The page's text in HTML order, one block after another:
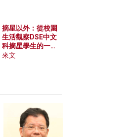
摘星以外：從校園
生活觀察DSE中文
科摘星學生的一點
特質
來文